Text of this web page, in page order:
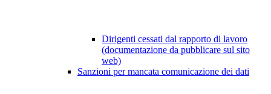
Dirigenti cessati dal rapporto di lavoro
(documentazione da pubblicare sul sito
web)
Sanzioni per mancata comunicazione dei dati